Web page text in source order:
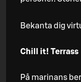
Bekanta dig
Chill it! Terrass
På marinans